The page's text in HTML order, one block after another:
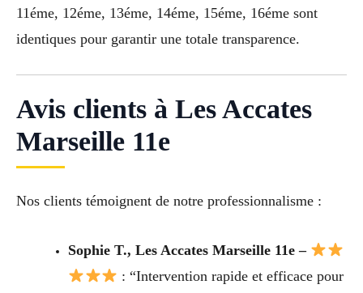
11éme, 12éme, 13éme, 14éme, 15éme, 16éme sont
identiques pour garantir une totale transparence.
Avis clients à Les Accates
Marseille 11e
Nos clients témoignent de notre professionnalisme :
Sophie T., Les Accates Marseille 11e –
: “Intervention rapide et efficace pour